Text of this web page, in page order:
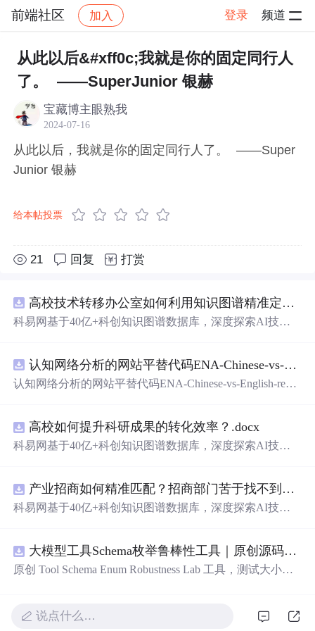
前端社区 加入 登录 频道
社区 前端社区 感慨 帖子详情
从此以后&#xff0c;我就是你的固定同行人
了。 ——SuperJunior 银赫
宝藏博主眼熟我
2024-07-16
从此以后，我就是你的固定同行人了。 ——Super
Junior 银赫
给本帖投票
21 回复 打赏
高校技术转移办公室如何利用知识图谱精准定位产业需求与技术适配点？.docx
科易网基于40亿+科创知识图谱数据库，深度探索AI技术
新领域的AI+数智化解决方案，推动科技创新与产业创新
智能化发展。
认知网络分析的网站平替代码ENA-Chinese-vs-English-reproducible.zip
认知网络分析的网站平替代码ENA-Chinese-vs-English-repro
高校如何提升科研成果的转化效率？.docx
科易网基于40亿+科创知识图谱数据库，深度探索AI技术
新领域的AI+数智化解决方案，推动科技创新与产业创新
智能化发展。
产业招商如何精准匹配？招商部门苦于找不到符合产业链补链强链方向的目标企业怎么办？.docx
科易网基于40亿+科创知识图谱数据库，深度探索AI技术
新领域的AI+数智化解决方案，推动科技创新与产业创新
智能化发展。
大模型工具Schema枚举鲁棒性工具｜原创源码+测试+离线报告
原创 Tool Schema Enum Robustness Lab 工具，测试大小
可复现合成示例、离线 HTML/JSON/SVG 报告、1080×720
说点什么…